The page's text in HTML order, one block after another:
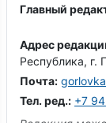
Главный
Адрес
Республика, г.
Почта:
Тел. ред.: +7